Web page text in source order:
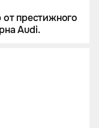
престижного
Audi.